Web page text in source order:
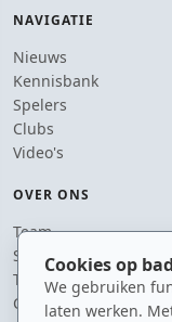
Cookies op
We gebruiken
laten werken.
NAVIGATIE
Nieuws
Kennisbank
Spelers
Clubs
Video's
OVER ONS
Team
Supporters
Tip de redactie
Contact